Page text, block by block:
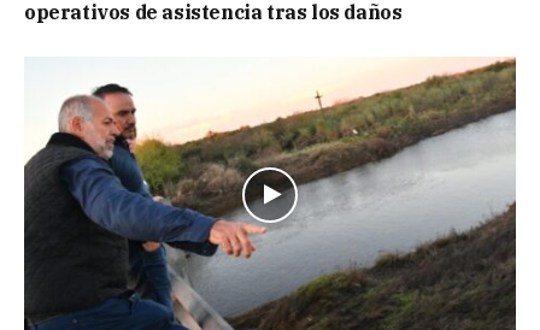
operativos de asistencia tras los daños